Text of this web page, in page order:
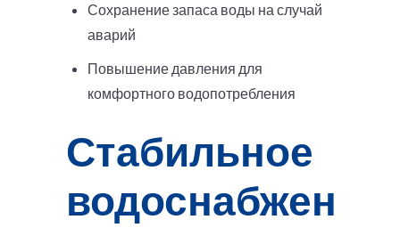
Сохранение запаса воды на случай
аварий
Повышение давления для
комфортного водопотребления
Стабильное
водоснабжение